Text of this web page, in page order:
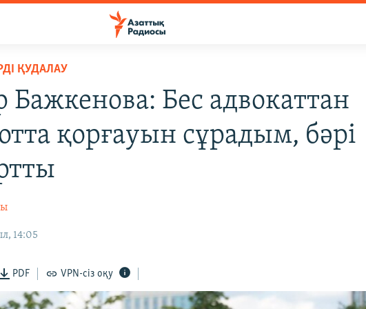
ҚУДАЛАУ
Бажкенова: Бес адвокаттан
қорғауын сұрадым, бәрі
14:05
PDF VPN-сіз оқу